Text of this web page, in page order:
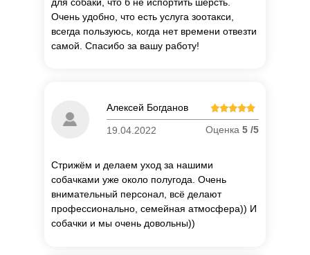
для собаки, что б не испортить шерсть.
Очень удобно, что есть услуга зоотакси,
всегда пользуюсь, когда нет времени отвезти
самой. Спасибо за вашу работу!
Алексей Богданов
19.04.2022 Оценка 5 /5
Стрижём и делаем уход за нашими
собачками уже около полугода. Очень
внимательный персонал, всё делают
профессионально, семейная атмосфера)) И
собачки и мы очень довольны))